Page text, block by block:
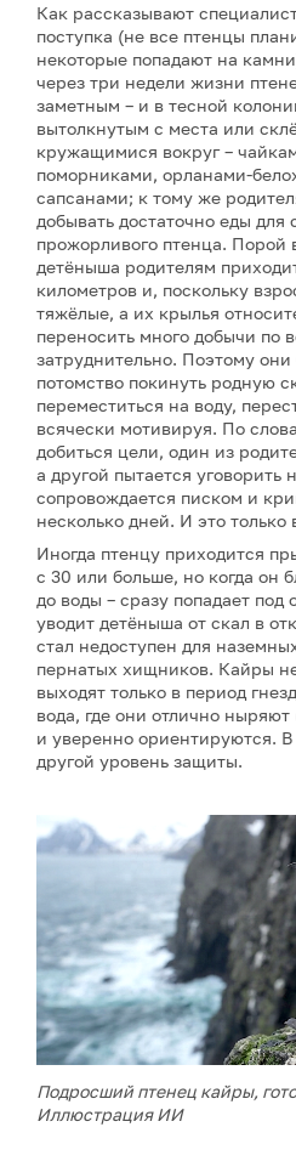
Как рассказывают
поступка (не все птенцы
некоторые попадают на
через три недели жизни
заметным – и в тесной
вытолкнутым с места или
кружащимися вокруг –
поморниками, орланами-
сапсанами; к тому же
добывать достаточно еды для
прожорливого птенца. Порой
детёныша родителям
километров и, поскольку
тяжёлые, а их крылья
переносить много добычи по
затруднительно. Поэтому они
потомство покинуть родную
переместиться на воду,
всячески мотивируя. По
добиться цели, один из
а другой пытается уговорить
сопровождается писком и
несколько дней. И это
Иногда птенцу приходится
с 30 или больше, но когда он
до воды – сразу попадает под
уводит детёныша от скал в
стал недоступен для
пернатых хищников. Кайры
выходят только в период
вода, где они отлично
и уверенно ориентируются.
другой уровень защиты.
Подросший птенец кайры,
Иллюстрация ИИ